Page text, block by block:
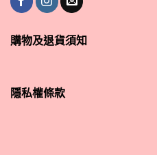
購物及退貨須知
隱私權條款